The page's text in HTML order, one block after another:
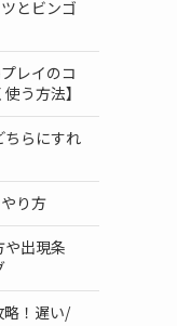
とビンゴ
レイのコ
う方法】
ちらにすれ
り方
出現条
略！遅い/